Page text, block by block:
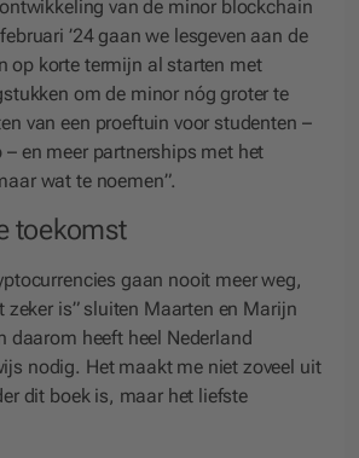
van de minor blockchain
’24 gaan we lesgeven aan de
op korte termijn al starten met
om de minor nóg groter te
van een proeftuin voor studenten –
en meer partnerships met het
wat te noemen”.
toekomst
gaan nooit meer weg,
zeker is” sluiten Maarten en Marijn
daarom heeft heel Nederland
nodig. Het maakt me niet zoveel uit
dit boek is, maar het liefste